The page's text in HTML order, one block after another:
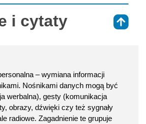
i cytaty
– wymiana informacji
Nośnikami danych mogą być
werbalna), gesty (komunikacja
obrazy, dźwięki czy też sygnały
radiowe. Zagadnienie te grupuje